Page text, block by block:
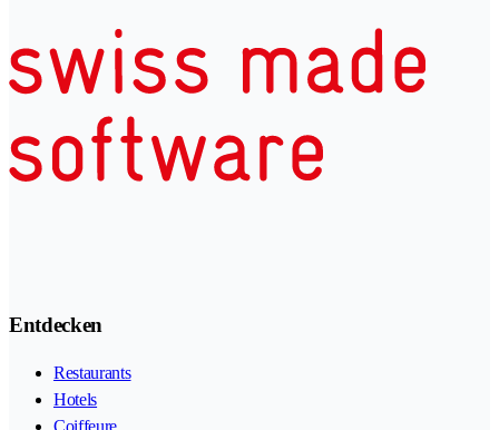
Entdecken
Restaurants
Hotels
Coiffeure